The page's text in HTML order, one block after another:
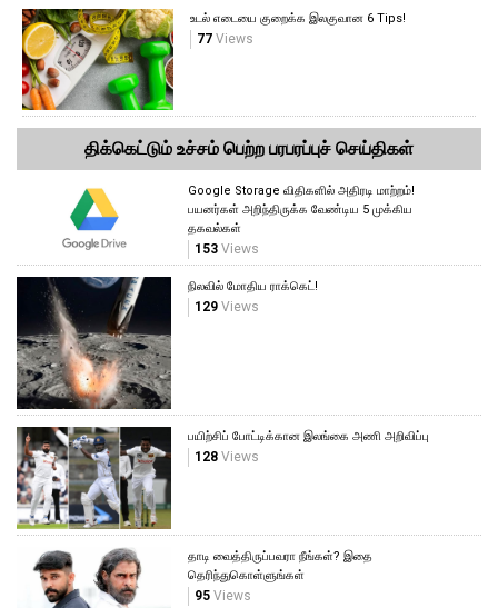
உடல் எடையை குறைக்க இலகுவான 6 Tips!
77Views
திக்கெட்டும் உச்சம் பெற்ற பரபரப்புச் செய்திகள்
Google Storage விதிகளில் அதிரடி மாற்றம்!
பயனர்கள் அறிந்திருக்க வேண்டிய 5 முக்கிய
தகவல்கள்
153 Views
நிலவில் மோதிய ராக்கெட்!
129 Views
பயிற்சிப் போட்டிக்கான இலங்கை அணி அறிவிப்பு
128 Views
தாடி வைத்திருப்பவரா நீங்கள்? இதை
தெரிந்துகொள்ளுங்கள்
95 Views